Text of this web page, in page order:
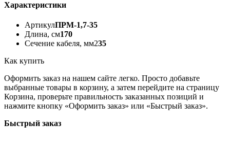
Характеристики
АртикулПРМ-1,7-35
Длина, см170
Сечение кабеля, мм235
Как купить
Оформить заказ на нашем сайте легко. Просто добавьте
выбранные товары в корзину, а затем перейдите на страницу
Корзина, проверьте правильность заказанных позиций и
нажмите кнопку «Оформить заказ» или «Быстрый заказ».
Быстрый заказ